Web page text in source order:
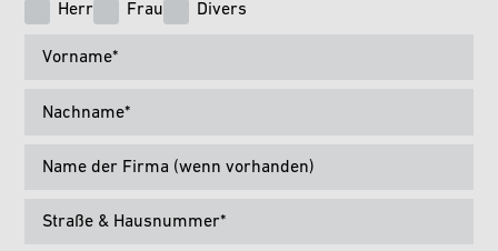
Herr
Frau Divers
Vorname
Nachname
Name der Firma (wenn vorhanden)
Straße & Hausnummer